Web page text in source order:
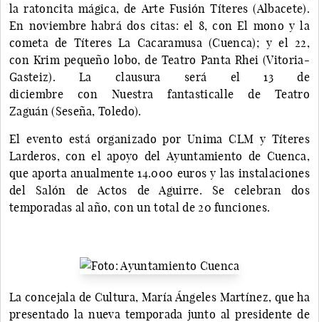
la ratoncita mágica, de Arte Fusión Títeres (Albacete).
En noviembre habrá dos citas: el 8, con El mono y la
cometa de Títeres La Cacaramusa (Cuenca); y el 22,
con Krim pequeño lobo, de Teatro Panta Rhei (Vitoria-
Gasteiz). La clausura será el 13 de
diciembre con Nuestra fantasticalle de Teatro
Zaguán (Seseña, Toledo).
El evento está organizado por Unima CLM y Títeres
Larderos, con el apoyo del Ayuntamiento de Cuenca,
que aporta anualmente 14.000 euros y las instalaciones
del Salón de Actos de Aguirre. Se celebran dos
temporadas al año, con un total de 20 funciones.
La concejala de Cultura, María Ángeles Martínez, que ha
presentado la nueva temporada junto al presidente de